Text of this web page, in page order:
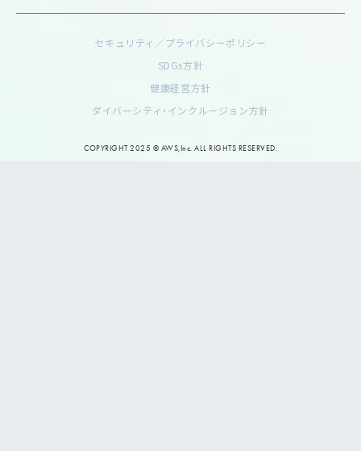
COPYRIGHT 2025 © AWS,Inc. ALL RIGHTS RESERVED.
セキュリティ／プライバシーポリシー
SDGs方針
健康経営方針
ダイバーシティ・インクルージョン方針